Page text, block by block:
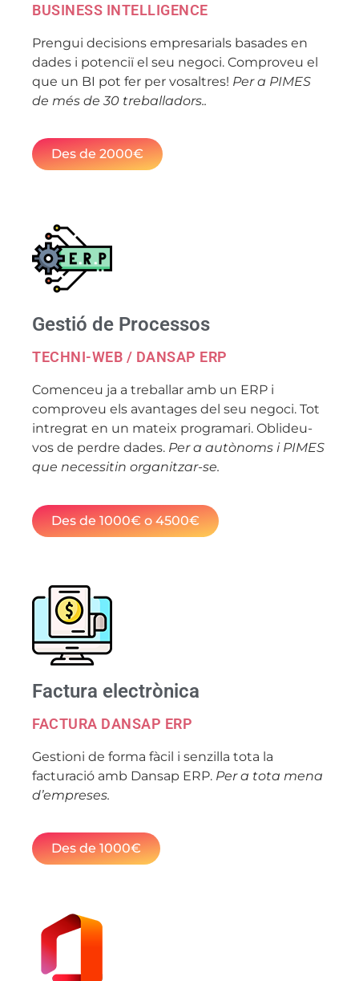
BUSINESS INTELLIGENCE
Prengui decisions empresarials basades en
dades i potenciï el seu negoci. Comproveu el
que un BI pot fer per vosaltres! Per a PIMES
de més de 30 treballadors..
Des de 2000€
Gestió de Processos
TECHNI-WEB / DANSAP ERP
Comenceu ja a treballar amb un ERP i
comproveu els avantages del seu negoci. Tot
intregrat en un mateix programari. Oblideu-
vos de perdre dades. Per a autònoms i PIMES
que necessitin organitzar-se.
Des de 1000€ o 4500€
Factura electrònica
FACTURA DANSAP ERP
Gestioni de forma fàcil i senzilla tota la
facturació amb Dansap ERP. Per a tota mena
d’empreses.
Des de 1000€